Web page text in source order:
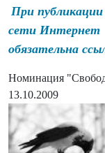
При
сети Интернет
обязательна
Номинация
13.10.2009